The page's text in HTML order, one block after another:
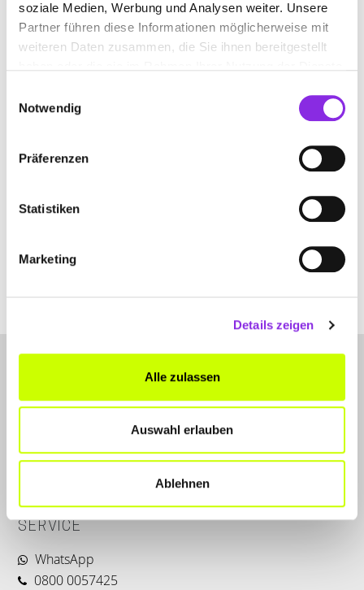
soziale Medien, Werbung und Analysen weiter. Unsere
Partner führen diese Informationen möglicherweise mit
weiteren Daten zusammen, die Sie ihnen bereitgestellt
Notwendig
Präferenzen
Statistiken
Marketing
Details zeigen
Alle zulassen
Auswahl erlauben
Ablehnen
Finden
EBH BETRIEBSEINRICHTUNGEN GMBH
www.ebh-hechingen.de
LET'S CONNECT
SERVICE
WhatsApp
0800 0057425